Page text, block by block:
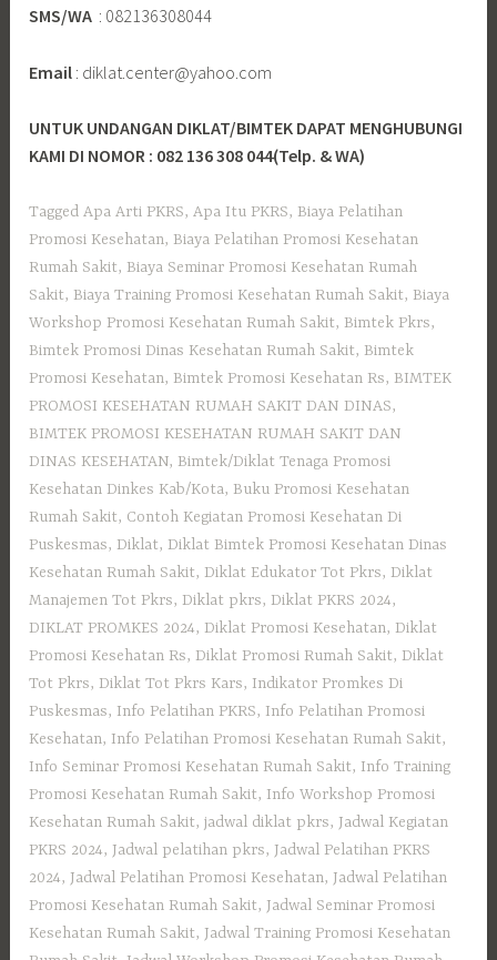
SMS/WA : 082136308044
Email : diklat.center@yahoo.com
UNTUK UNDANGAN DIKLAT/BIMTEK DAPAT MENGHUBUNGI
KAMI DI NOMOR : 082 136 308 044(Telp. & WA)
TaggedApa Arti PKRS,Apa Itu PKRS, Biaya Pelatihan
Promosi Kesehatan, Biaya Pelatihan Promosi Kesehatan
Rumah Sakit, Biaya Seminar Promosi Kesehatan Rumah
Sakit, Biaya Training Promosi Kesehatan Rumah Sakit, Biaya
Workshop Promosi Kesehatan Rumah Sakit, Bimtek Pkrs,
Bimtek Promosi Dinas Kesehatan Rumah Sakit, Bimtek
Promosi Kesehatan, Bimtek Promosi Kesehatan Rs, BIMTEK
PROMOSI KESEHATAN RUMAH SAKIT DAN DINAS,
BIMTEK PROMOSI KESEHATAN RUMAH SAKIT DAN
DINAS KESEHATAN, Bimtek/Diklat Tenaga Promosi
Kesehatan Dinkes Kab/Kota, Buku Promosi Kesehatan
Rumah Sakit, Contoh Kegiatan Promosi Kesehatan Di
Puskesmas,Diklat,Diklat Bimtek Promosi Kesehatan Dinas
Kesehatan Rumah Sakit,Diklat Edukator Tot Pkrs,Diklat
Manajemen Tot Pkrs,Diklat pkrs,Diklat PKRS 2024,
DIKLAT PROMKES 2024,Diklat Promosi Kesehatan,Diklat
Promosi Kesehatan Rs,Diklat Promosi Rumah Sakit,Diklat
Tot Pkrs,Diklat Tot Pkrs Kars, Indikator Promkes Di
Puskesmas, Info Pelatihan PKRS, Info Pelatihan Promosi
Kesehatan, Info Pelatihan Promosi Kesehatan Rumah Sakit,
Info Seminar Promosi Kesehatan Rumah Sakit, Info Training
Promosi Kesehatan Rumah Sakit, Info Workshop Promosi
Kesehatan Rumah Sakit,jadwal diklat pkrs, Jadwal Kegiatan
PKRS 2024, Jadwal pelatihan pkrs, Jadwal Pelatihan PKRS
2024, Jadwal Pelatihan Promosi Kesehatan, Jadwal Pelatihan
Promosi Kesehatan Rumah Sakit, Jadwal Seminar Promosi
Kesehatan Rumah Sakit, Jadwal Training Promosi Kesehatan